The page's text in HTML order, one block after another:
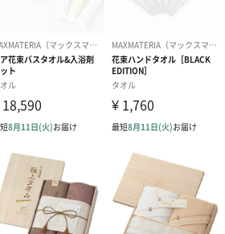
いなど、様々なシーンのメッセージカ
デザインは一部変更する場合がありま